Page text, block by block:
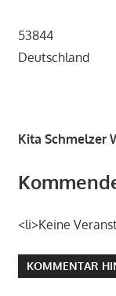
53844
Deutschland
Kita Schmelzer
<li>Keine
KOMMENTAR